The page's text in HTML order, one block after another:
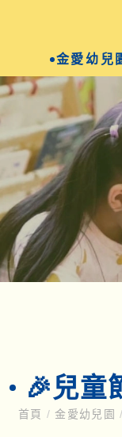
金愛幼兒
🎉兒童
首頁 / 金愛幼兒園/